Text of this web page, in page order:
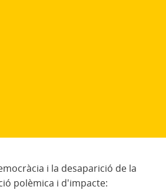
i la desaparició de la
polèmica i d'impacte: